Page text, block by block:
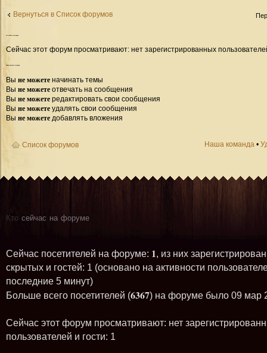
Вернуться в Список форумов
Кто сейчас на форуме
Сейчас этот форум просматривают: нет зарегистрированных
Права доступа к форуму
Вы не можете начинать темы
Вы не можете отвечать на сообщения
Вы не можете редактировать свои сообщения
Вы не можете удалять свои сообщения
Вы не можете добавлять вложения
Список форумов Наша команда •
Кто сейчас на форуме
Сейчас посетителей на форуме: 1, из них
скрытых и гостей: 1 (основано на активности
последние 5 минут)
Больше всего посетителей (6367) на форуме было 09 мар
Сейчас этот форум просматривают: нет
пользователей и гости: 1